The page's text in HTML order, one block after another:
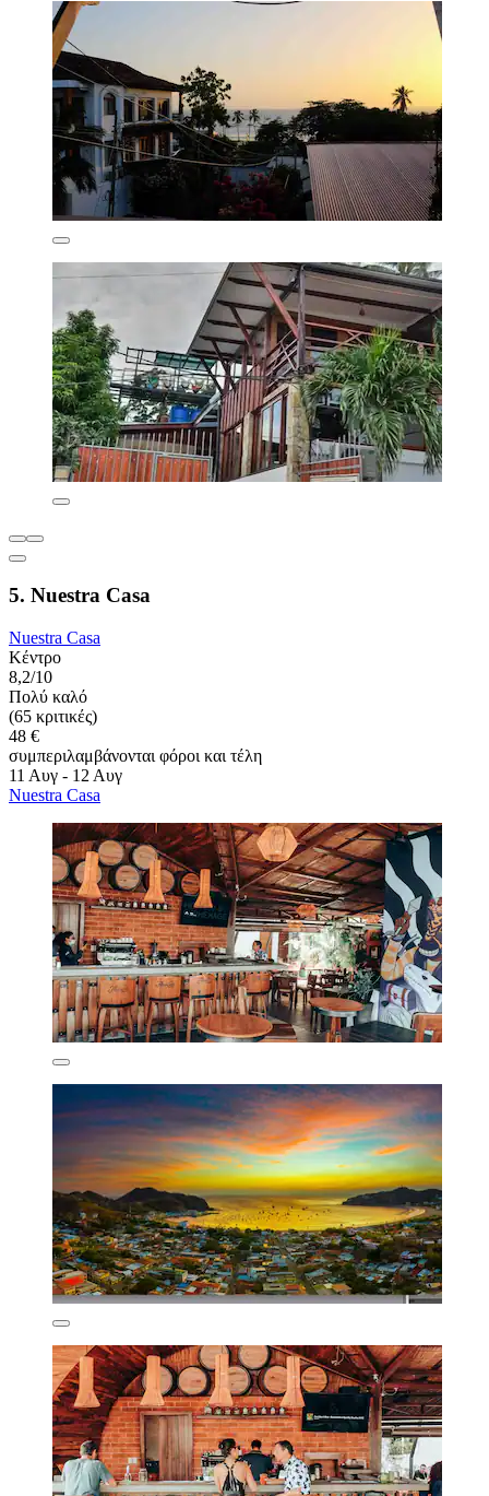
5. Nuestra Casa
Nuestra Casa
Κέντρο
8,2/10
Πολύ καλό
(65 κριτικές)
48 €
συμπεριλαμβάνονται φόροι και τέλη
11 Αυγ - 12 Αυγ
Nuestra Casa